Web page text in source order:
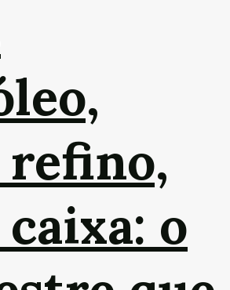
refino,
o